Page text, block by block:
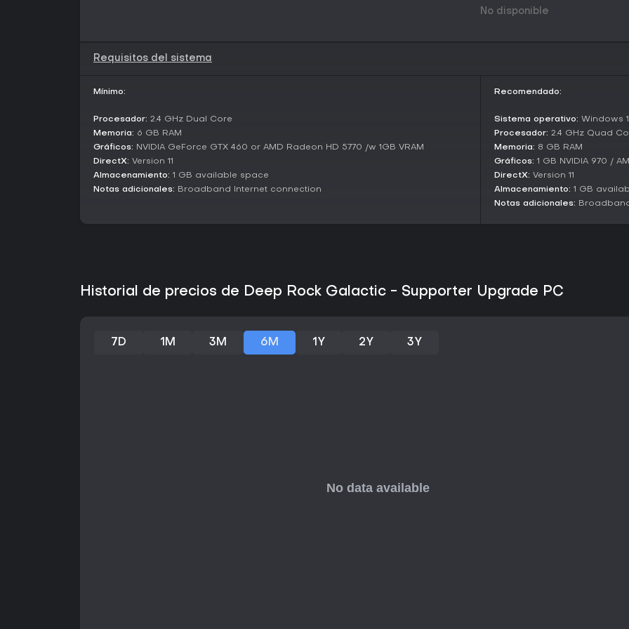
equipamiento. Point Extraction
todos los modos para otorgar
Seasons and Ongoing Support
Las actualizaciones de
sistema de progresión gratuito.
temporadas activas o volver a
misiones. Estas
mejoran la calidad de vida y
trabajo en equipo y en
fomentan la especialización y
evolución con nuevos retos y
buscan un shooter
aunque el juego brilla
actualizaciones constantes y
No disponible
Requisitos del sistema
Mínimo:
Procesador: 2.4 GHz Dual Core
Memoria: 6 GB RAM
Gráficos: NVIDIA GeForce GTX 460 or AMD Radeon HD 5770 /w 1GB VRAM
DirectX: Version 11
Almacenamiento: 1 GB available space
Notas adicionales: Broadband Internet connection
Recomendado:
Sistema operativo: Windows
Procesador: 2.4 GHz Quad
Memoria: 8 GB RAM
Gráficos: 1 GB NVIDIA 970 /
DirectX: Version 11
Almacenamiento: 1 GB
Notas adicionales:
Historial de precios de Deep Rock Galactic - Supporter Upgrade PC
7D 1M 3M 6M 1Y 2Y 3Y